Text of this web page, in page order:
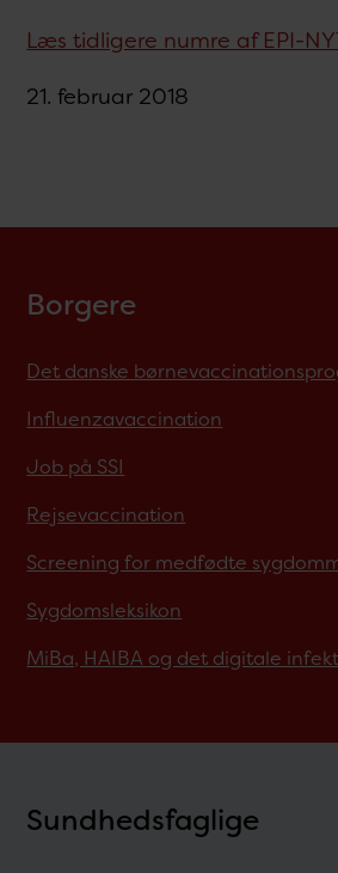
Læs tidligere numre af EPI-
21. februar 2018
Borgere
Det danske
Influenzavaccination
Job på SSI
Rejsevaccination
Screening for medfødte
Sygdomsleksikon
MiBa, HAIBA og det digitale
Sundhedsfaglige